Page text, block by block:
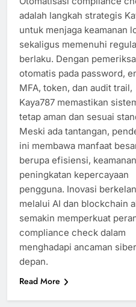
adalah langkah strategis
untuk menjaga keamanan
sekaligus memenuhi
berlaku. Dengan
otomatis pada password,
MFA, token, dan audit trail,
Kaya787 memastikan
tetap aman dan sesuai
Meski ada tantangan,
ini membawa manfaat
berupa efisiensi,
peningkatan kepercayaan
pengguna. Inovasi
melalui AI dan blockchain
semakin memperkuat
compliance check dalam
menghadapi ancaman
depan.
Read More